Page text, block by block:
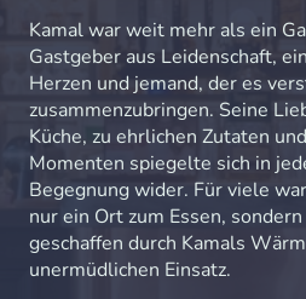
Kamal war weit mehr als ein
Gastgeber aus Leidenschaft,
Herzen und jemand, der es
zusammenzubringen. Seine
Küche, zu ehrlichen Zutaten
Momenten spiegelte sich in
Begegnung wider. Für viele
nur ein Ort zum Essen,
geschaffen durch Kamals
unermüdlichen Einsatz.